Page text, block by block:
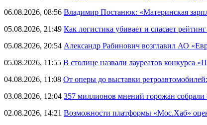
06.08.2026, 08:56 Владимир Постанюк: «Материнская
05.08.2026, 21:49 Как логистика убивает и спасает
05.08.2026, 20:54 Александр Рабинович возглавил АО
05.08.2026, 11:55 В столице назвали лауреатов конкурса
04.08.2026, 11:08 От оперы до выставки
03.08.2026, 12:04 357 миллионов мнений горожан
02.08.2026, 14:21 Возможности платформы «Мос.Хаб»